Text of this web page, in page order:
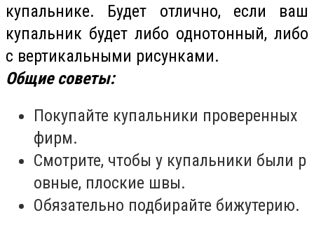
купальнике. Будет отлично, если ваш
купальник будет либо однотонный, либо
с вертикальными рисунками.
Общие советы:
Покупайте купальники проверенных
фирм.
Смотрите, чтобы у купальники были р
овные, плоские швы.
Обязательно подбирайте бижутерию.